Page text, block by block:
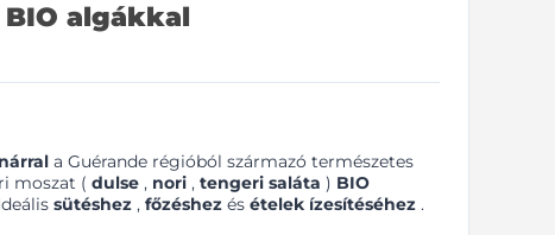
algákkal
a Guérande régióból származó természetes
moszat ( dulse , nori , tengeri saláta ) BIO
sütéshez , főzéshez és ételek ízesítéséhez .